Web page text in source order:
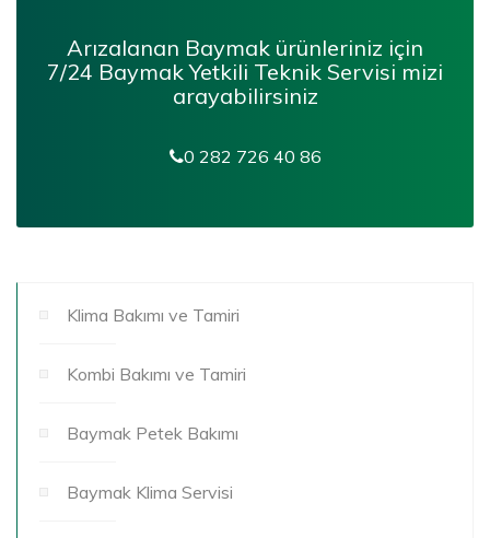
Arızalanan Baymak ürünleriniz için
7/24 Baymak Yetkili Teknik Servisi mizi
arayabilirsiniz
0 282 726 40 86
Klima Bakımı ve Tamiri
Kombi Bakımı ve Tamiri
Baymak Petek Bakımı
Baymak Klima Servisi